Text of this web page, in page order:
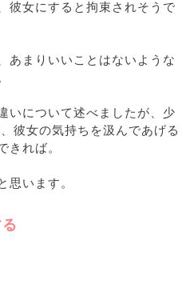
彼女にすると拘束されそうで
あまりいいことはないような
いについて述べましたが、少
彼女の気持ちを汲んであげる
きれば。
思います。